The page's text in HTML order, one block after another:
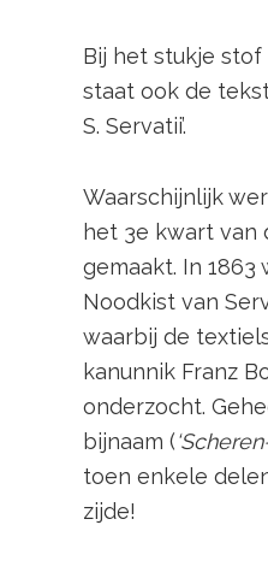
Bij het stukje
staat ook de
S. Servatii’.
Waarschijnlijk
het 3e kwart van
gemaakt. In 1863
Noodkist van
waarbij de
kanunnik Franz
onderzocht.
bijnaam (
toen enkele
zijde!